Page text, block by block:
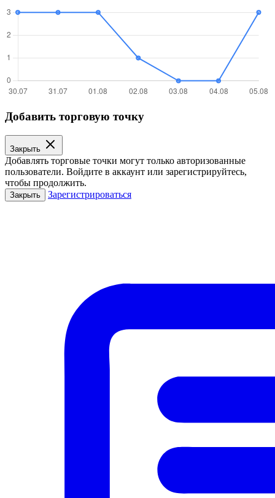
Добавить торговую точку
Закрыть
Добавлять торговые точки могут только авторизованные
пользователи. Войдите в аккаунт или зарегистрируйтесь,
чтобы продолжить.
Закрыть Зарегистрироваться